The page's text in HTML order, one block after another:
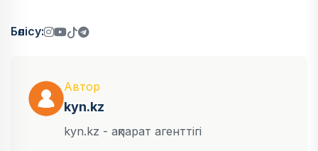
Бөлісу:
Автор
kyn.kz
kyn.kz - ақпарат агенттігі